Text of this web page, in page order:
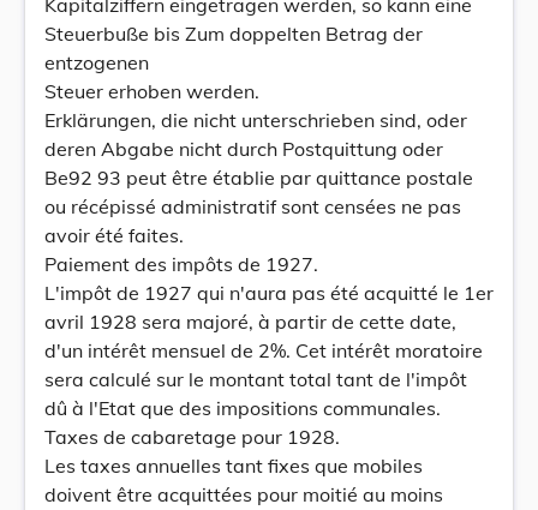
Kapitalziffern eingetragen werden, so kann eine
Steuerbuße bis Zum doppelten Betrag der
entzogenen
Steuer erhoben werden.
Erklärungen, die nicht unterschrieben sind, oder
deren Abgabe nicht durch Postquittung oder
Be92 93 peut être établie par quittance postale
ou récépissé administratif sont censées ne pas
avoir été faites.
Paiement des impôts de 1927.
L'impôt de 1927 qui n'aura pas été acquitté le 1er
avril 1928 sera majoré, à partir de cette date,
d'un intérêt mensuel de 2%. Cet intérêt moratoire
sera calculé sur le montant total tant de l'impôt
dû à l'Etat que des impositions communales.
Taxes de cabaretage pour 1928.
Les taxes annuelles tant fixes que mobiles
doivent être acquittées pour moitié au moins